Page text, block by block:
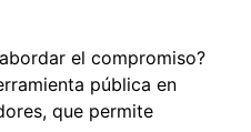
el compromiso?
pública en
que permite